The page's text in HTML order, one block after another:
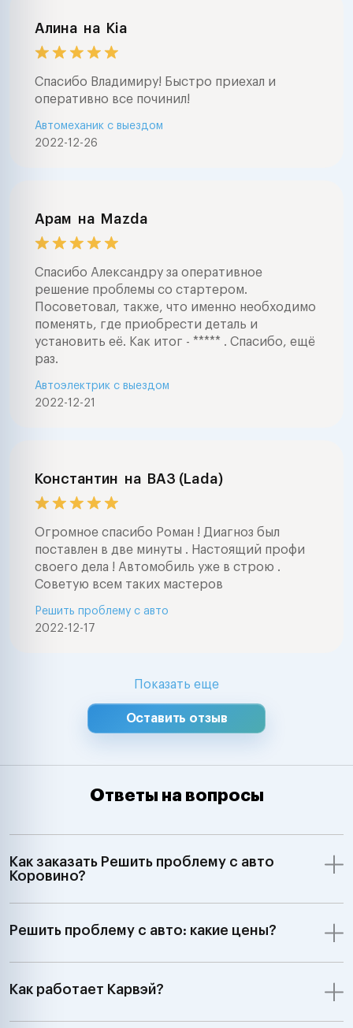
Алина на Kia
Спасибо Владимиру! Быстро приехал и
оперативно все починил!
2022-12-26
Автомеханик с выездом
Арам на Mazda
Спасибо Александру за оперативное
решение проблемы со стартером.
Посоветовал, также, что именно необходимо
поменять, где приобрести деталь и
установить её. Как итог - ***** . Спасибо, ещё
раз.
2022-12-21
Автоэлектрик с выездом
Константин на ВАЗ (Lada)
Огромное спасибо Роман ! Диагноз был
поставлен в две минуты . Настоящий профи
своего дела ! Автомобиль уже в строю .
Советую всем таких мастеров
2022-12-17
Решить проблему с авто
Показать еще
Оставить отзыв
Ответы на вопросы
Как заказать Решить проблему с авто
Коровино?
Решить проблему с авто: какие цены?
Как работает Карвэй?